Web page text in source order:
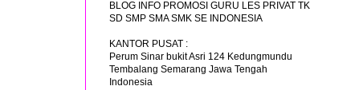
BLOG INFO PROMOSI GURU LES PRIVAT TK
SD SMP SMA SMK SE INDONESIA
KANTOR PUSAT :
Perum Sinar bukit Asri 124 Kedungmundu
Tembalang Semarang Jawa Tengah
Indonesia